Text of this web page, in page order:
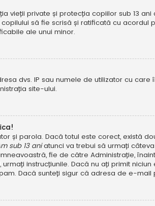
vieții private și protecția copiilor sub 13
să fie scrisă și ratificată cu
ale unui minor.
dvs. IP sau numele de utilizator cu
site-ului.
și parola. Dacă totul este corect, există
sub 13 aniatunci va trebui să urmați
fie de către Administrație,
instrucțiunile. Dacă nu ați primit
Dacă sunteți sigur că adresa de e-